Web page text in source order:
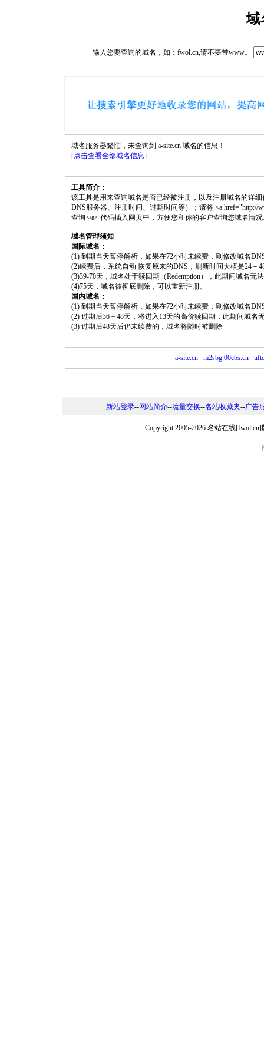
域
输入您要查询的域名，如：fwol.cn,请不要带www。
域名服务器繁忙，未查询到 a-site.cn 域名的信息！
[点击查看全部域名信息]
工具简介：
该工具是用来查询域名是否已经被注册，以及注册域名的详
DNS服务器、注册时间、过期时间等）；请将 <a href="http://
查询</a> 代码插入网页中，方便您和你的客户查询您域名情
域名管理须知
国际域名：
(1) 到期当天暂停解析，如果在72小时未续费，则修改域名
(2)续费后，系统自动 恢复原来的DNS，刷新时间大概是24－
(3)39-70天，域名处于赎回期（Redemption），此期间域名无
(4)75天，域名被彻底删除，可以重新注册。
国内域名：
(1) 到期当天暂停解析，如果在72小时未续费，则修改域名
(2) 过期后36－48天，将进入13天的高价赎回期，此期间域名
(3) 过期后48天后仍未续费的，域名将随时被删除
a-site.cn m2sbg.00cbs.cn
新站登录--网站简介--流量交换--名站收藏夹--广告
Copyright 2005-2026 名站在线